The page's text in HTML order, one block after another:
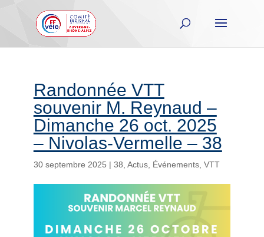
Randonnée VTT
souvenir M. Reynaud –
Dimanche 26 oct. 2025
– Nivolas-Vermelle – 38
30 septembre 2025 | 38 Actus, Événements, VTT